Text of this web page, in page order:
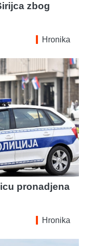
zbog
Hronika
pronadjena
Hronika